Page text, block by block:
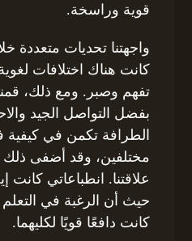
قوية وراسخة.
واجهتنا تحديات متعددة
كانت هناك اختلافات
تفهم وصبر. ومع ذلك،
بفضل التواصل الجيد
الطرافة تكمن في كيفية
مختلفين، وقد أضفى ذلك
علاقتنا. انطباعاتي كانت
حيث أن الرغبة في
كانت دافعًا قويًا لكليهما.